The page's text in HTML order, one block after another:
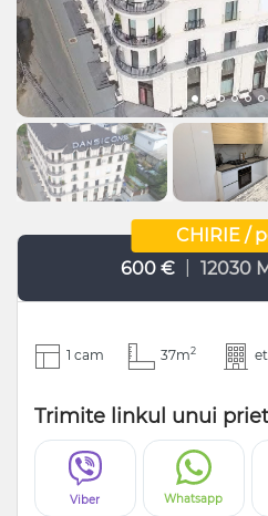
CHIRIE /
600 €
12030
1 cam 37m2
Trimite linkul unui
Viber Whatsapp